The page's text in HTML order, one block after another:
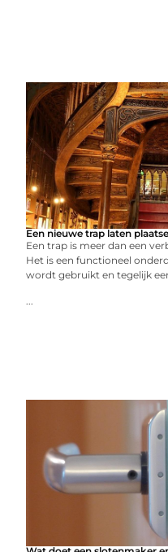
Een nieuwe trap laten
Een trap is meer dan een
Het is een functioneel
wordt gebruikt en tegelijk
...